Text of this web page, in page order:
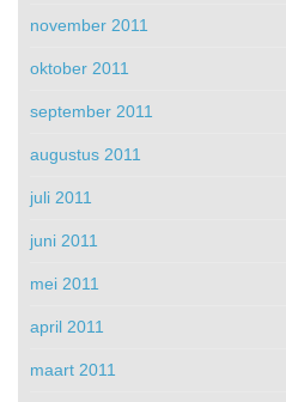
november 2011
oktober 2011
september 2011
augustus 2011
juli 2011
juni 2011
mei 2011
april 2011
maart 2011